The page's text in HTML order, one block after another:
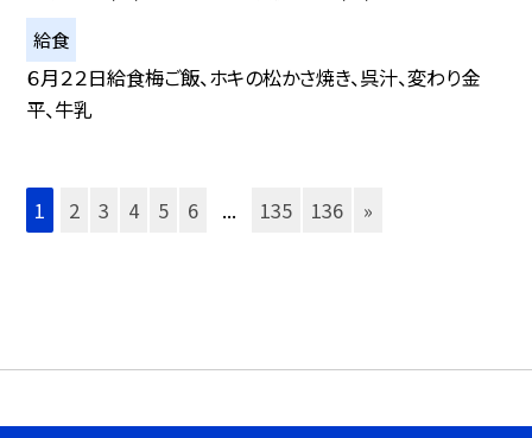
給食
６月２２日給食梅ご飯、ホキの松かさ焼き、呉汁、変わり金
平、牛乳
1 2 3 4 5 6 ... 135 136 »